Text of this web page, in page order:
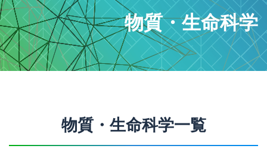
物質・生命科学
物質・生命科学一覧